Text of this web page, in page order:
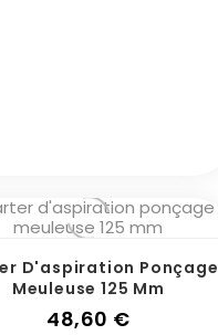
D'aspiration Ponçage
Meuleuse 125 Mm
48,60 €Prix